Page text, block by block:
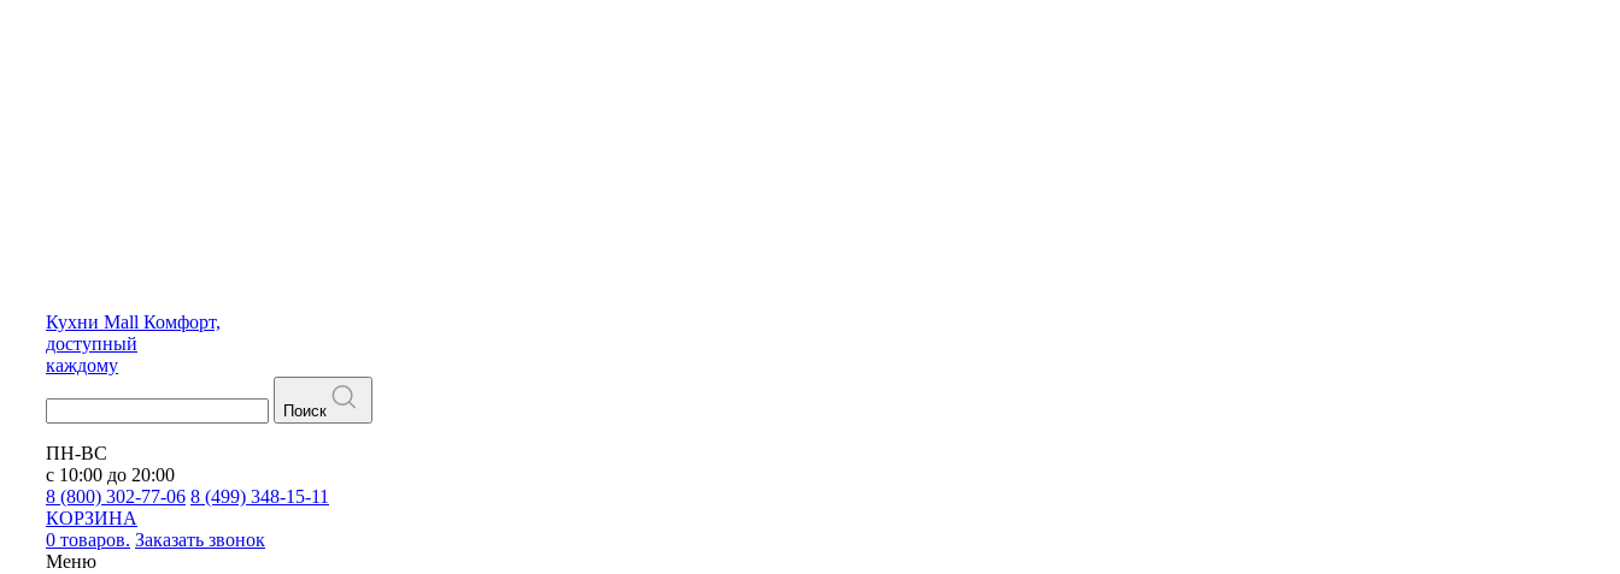
Кухни Mall Комфорт,
доступный
каждому
Поиск
ПН-ВС
с 10:00 до 20:00
8 (800) 302-77-06 8 (499) 348-15-11
КОРЗИНА
0 товаров. Заказать звонок
Меню